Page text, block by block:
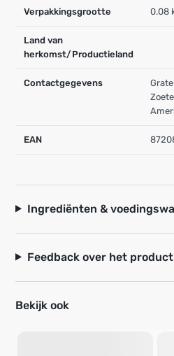
Verpakkingsgrootte 0.08
Land van
herkomst/Productieland
Contactgegevens
EAN
Ingrediënten &
Feedback over het product
Bekijk ook